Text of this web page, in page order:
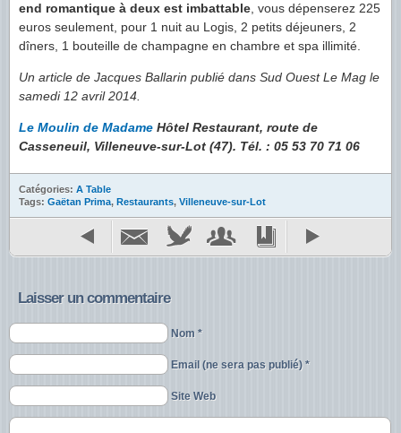
end romantique à deux est imbattable, vous dépenserez 225
euros seulement, pour 1 nuit au Logis, 2 petits déjeuners, 2
dîners, 1 bouteille de champagne en chambre et spa illimité.
Un article de Jacques Ballarin publié dans Sud Ouest Le Mag le
samedi 12 avril 2014.
Le Moulin de Madame Hôtel Restaurant, route de
Casseneuil, Villeneuve-sur-Lot (47). Tél. : 05 53 70 71 06
Catégories: A Table
Tags: Gaëtan Prima, Restaurants, Villeneuve-sur-Lot
Laisser un commentaire
Nom *
Email (ne sera pas publié) *
Site Web